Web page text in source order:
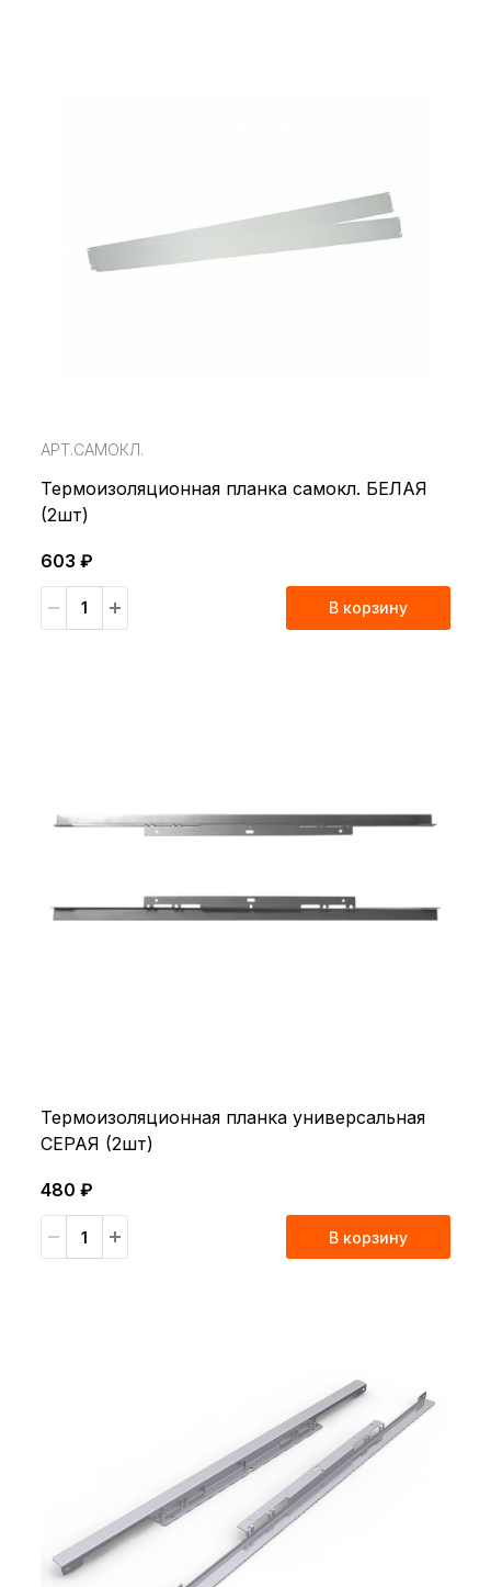
АРТ.САМОКЛ.
Термоизоляционная планка самокл. БЕЛАЯ
(2шт)
603 ₽
В корзину
Термоизоляционная планка универсальная
СЕРАЯ (2шт)
480 ₽
В корзину